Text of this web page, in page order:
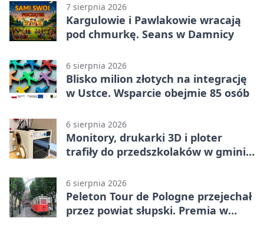
7 sierpnia 2026
Kargulowie i Pawlakowie wracają
pod chmurkę. Seans w Damnicy
6 sierpnia 2026
Blisko milion złotych na integrację
w Ustce. Wsparcie obejmie 85 osób
6 sierpnia 2026
Monitory, drukarki 3D i ploter
trafiły do przedszkolaków w gminie
6 sierpnia 2026
Peleton Tour de Pologne przejechał
przez powiat słupski. Premia w